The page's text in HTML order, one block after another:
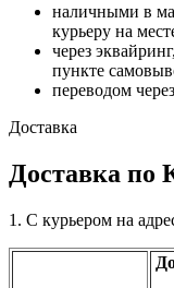
наличными в
курьеру на
через
пункте
переводом
Доставка
Доставка по
1. С курьером на